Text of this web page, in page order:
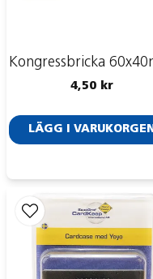
4,50 kr
LÄGG I